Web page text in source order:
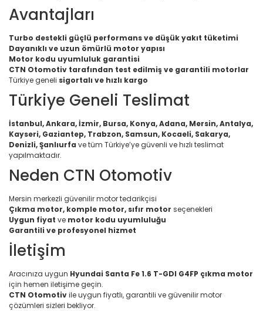
Avantajları
Turbo destekli güçlü performans ve düşük yakıt tüketimi
Dayanıklı ve uzun ömürlü motor yapısı
Motor kodu uyumluluk garantisi
CTN Otomotiv tarafından test edilmiş ve garantili motorlar
Türkiye geneli sigortalı ve hızlı kargo
Türkiye Geneli Teslimat
İstanbul, Ankara, İzmir, Bursa, Konya, Adana, Mersin, Antalya,
Kayseri, Gaziantep, Trabzon, Samsun, Kocaeli, Sakarya,
Denizli, Şanlıurfa ve tüm Türkiye’ye güvenli ve hızlı teslimat
yapılmaktadır.
Neden CTN Otomotiv
Mersin merkezli güvenilir motor tedarikçisi
Çıkma motor, komple motor, sıfır motor seçenekleri
Uygun fiyat ve motor kodu uyumluluğu
Garantili ve profesyonel hizmet
İletişim
Aracınıza uygun Hyundai Santa Fe 1.6 T-GDI G4FP çıkma motor
için hemen iletişime geçin.
CTN Otomotivile uygun fiyatlı, garantili ve güvenilir motor
çözümleri sizleri bekliyor.